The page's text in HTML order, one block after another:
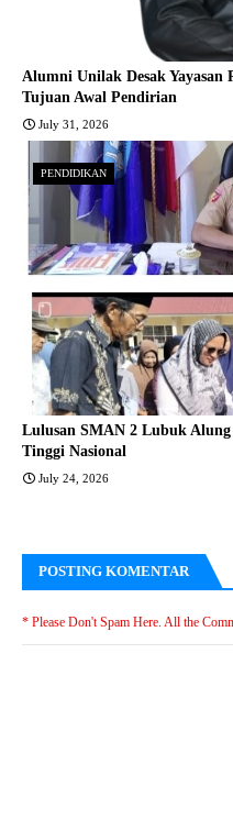
Alumni Unilak Desak
Tujuan Awal Pendirian
July 31, 2026
PENDIDIKAN
Lulusan SMAN 2 Lubuk
Tinggi Nasional
July 24, 2026
POSTING KOMENTAR
* Please Don't Spam Here. All the